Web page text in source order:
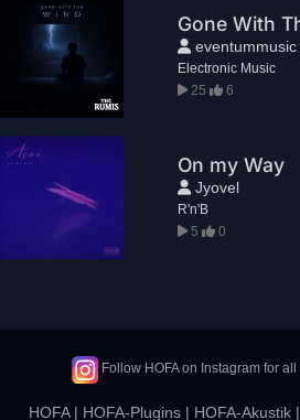
Gone With
eventummusic
Electronic Music
25
6
On my Way
Jyovel
R'n'B
5
0
Follow HOFA on Instagram for
HOFA| HOFA-Plugins | HOFA-Akustik |